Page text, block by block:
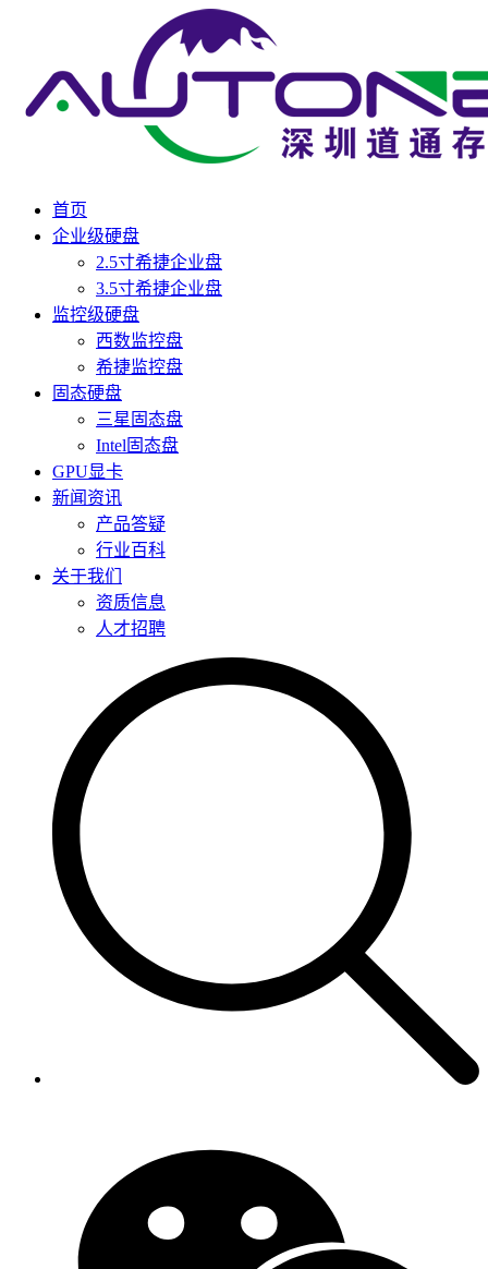
首页
企业级硬盘
2.5寸希捷企业盘
3.5寸希捷企业盘
监控级硬盘
西数监控盘
希捷监控盘
固态硬盘
三星固态盘
Intel固态盘
GPU显卡
新闻资讯
产品答疑
行业百科
关于我们
资质信息
人才招聘